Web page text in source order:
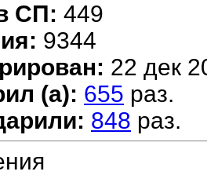
СП: 449
9344
22 дек
(а): 655 раз.
848 раз.